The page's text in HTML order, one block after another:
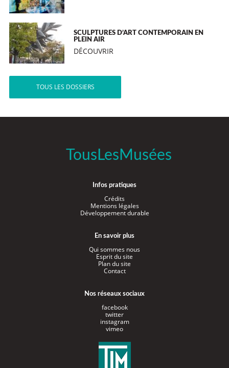
SCULPTURES D’ART CONTEMPORAIN EN
PLEIN AIR
DÉCOUVRIR
TOUS LES DOSSIERS
TousLesMusées
Infos pratiques
Crédits
Mentions légales
Développement durable
En savoir plus
Qui sommes nous
Esprit du site
Plan du site
Contact
Nos réseaux sociaux
facebook
twitter
instagram
vimeo